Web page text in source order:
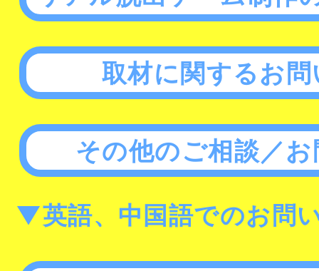
取材に関するお
その他のご相談／
▼英語、中国語でのお問